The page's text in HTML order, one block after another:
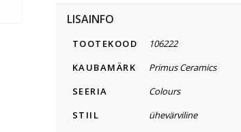
LISAINFO
TOOTEKOOD
106222
KAUBAMÄRK
Primus Ceramics
SEERIA
Colours
STIIL
ühevärviline